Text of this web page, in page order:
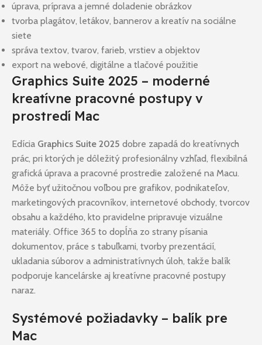
úprava, príprava a jemné doladenie obrázkov
tvorba plagátov, letákov, bannerov a kreatív na sociálne
siete
správa textov, tvarov, farieb, vrstiev a objektov
export na webové, digitálne a tlačové použitie
Graphics Suite 2025 – moderné
kreatívne pracovné postupy v
prostredí Mac
Edícia Graphics Suite 2025 dobre zapadá do kreatívnych
prác, pri ktorých je dôležitý profesionálny vzhľad, flexibilná
grafická úprava a pracovné prostredie založené na Macu.
Môže byť užitočnou voľbou pre grafikov, podnikateľov,
marketingových pracovníkov, internetové obchody, tvorcov
obsahu a každého, kto pravidelne pripravuje vizuálne
materiály. Office 365 to dopĺňa zo strany písania
dokumentov, práce s tabuľkami, tvorby prezentácií,
ukladania súborov a administratívnych úloh, takže balík
podporuje kancelárske aj kreatívne pracovné postupy
naraz.
Systémové požiadavky – balík pre
Mac